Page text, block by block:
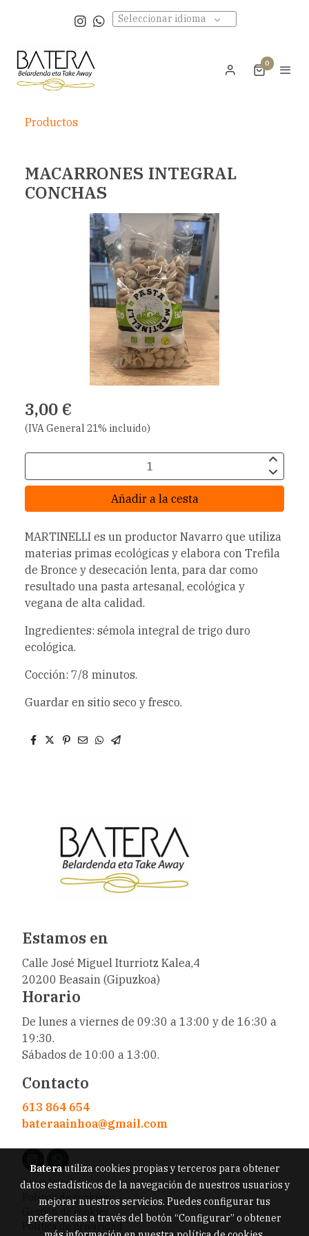
Seleccionar idioma
0
Productos
MACARRONES INTEGRAL
CONCHAS
3,00 €
(IVA General 21% incluido)
Añadir a la cesta
MARTINELLI es un productor Navarro que utiliza
materias primas ecológicas y elabora con Trefila
de Bronce y desecación lenta, para dar como
resultado una pasta artesanal, ecológica y
vegana de alta calidad.
Ingredientes: sémola integral de trigo duro
ecológica.
Cocción: 7/8 minutos.
Guardar en sitio seco y fresco.
Estamos en
Calle José Miguel Iturriotz Kalea,4
20200 Beasain (Gipuzkoa)
Horario
De lunes a viernes de 09:30 a 13:00 y de 16:30 a
19:30.
Sábados de 10:00 a 13:00.
Contacto
613 864 654
bateraainhoa@gmail.com
Aviso legal
Política de cookies
Gestión de cookies
Política de privacidad
Baterautiliza cookies propias y terceros para obtener
datos estadísticos de la navegación de nuestros usuarios y
mejorar nuestros servicios. Puedes configurar tus
preferencias a través del botón “Configurar” o obtener